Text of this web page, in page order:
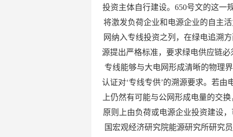
投资主体自行建设。650号文的这一
将激发负荷企业和电源企业的自主
网纳入专线投资之列，在绿电追溯
源提出严格标准，要求绿电供应链
专线能够与大电网形成清晰的物理
认证对‘专线专供’的溯源要求。若
上仍然有可能与公网形成电量的交
原则上由负荷或电源企业投资建设
国宏观经济研究院能源研究所研究